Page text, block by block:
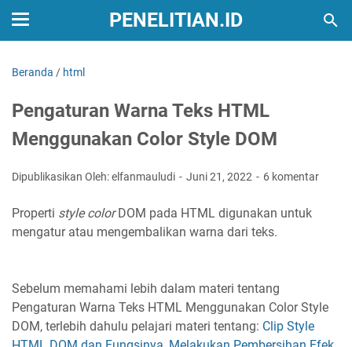
PENELITIAN.ID
Beranda / html
Pengaturan Warna Teks HTML
Menggunakan Color Style DOM
Dipublikasikan Oleh: elfanmauludi Juni 21, 2022 6 komentar
Properti style colorDOM pada HTML digunakan untuk
mengatur atau mengembalikan warna dari teks.
Sebelum memahami lebih dalam materi tentang
Pengaturan Warna Teks HTML Menggunakan Color Style
DOM, terlebih dahulu pelajari materi tentang: Clip Style